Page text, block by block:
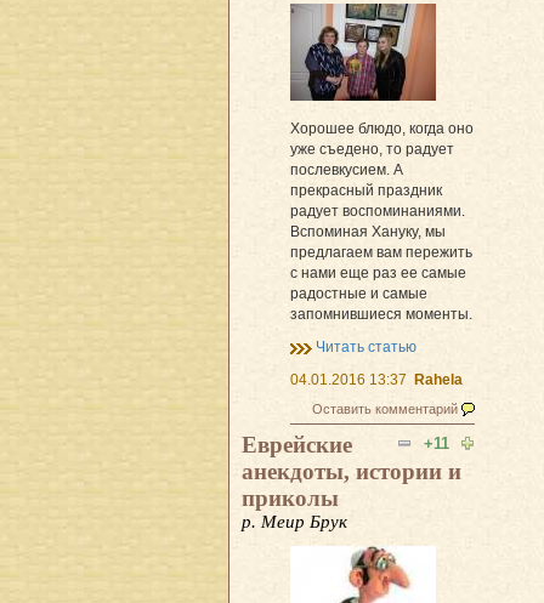
Хорошее блюдо, когда оно
уже съедено, то радует
послевкусием. А
прекрасный праздник
радует воспоминаниями.
Вспоминая Хануку, мы
предлагаем вам пережить
с нами еще раз ее самые
радостные и самые
запомнившиеся моменты.
Читать статью
04.01.2016 13:37
Rahela
Оставить комментарий
+11
Еврейские
анекдоты, истории и
приколы
р. Меир Брук